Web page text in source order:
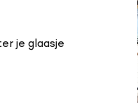
je glaasje